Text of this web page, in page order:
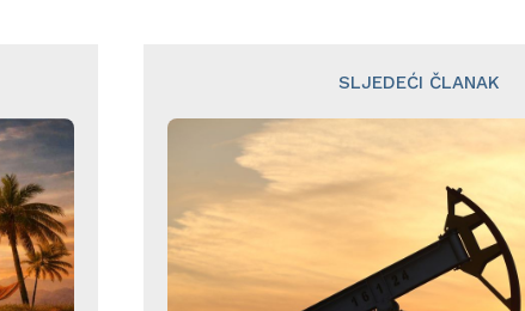
SLJEDEĆI ČLANAK